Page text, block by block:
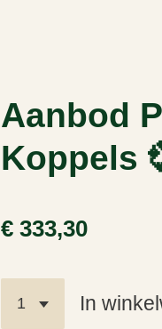
Aanbod
Koppels
€ 333,30
In